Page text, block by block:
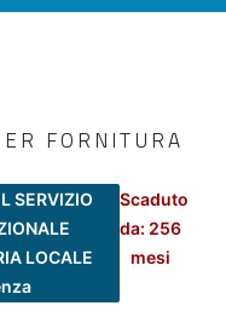
FORNITURA
SERVIZIO
LOCALE
Scaduto
da: 256
mesi